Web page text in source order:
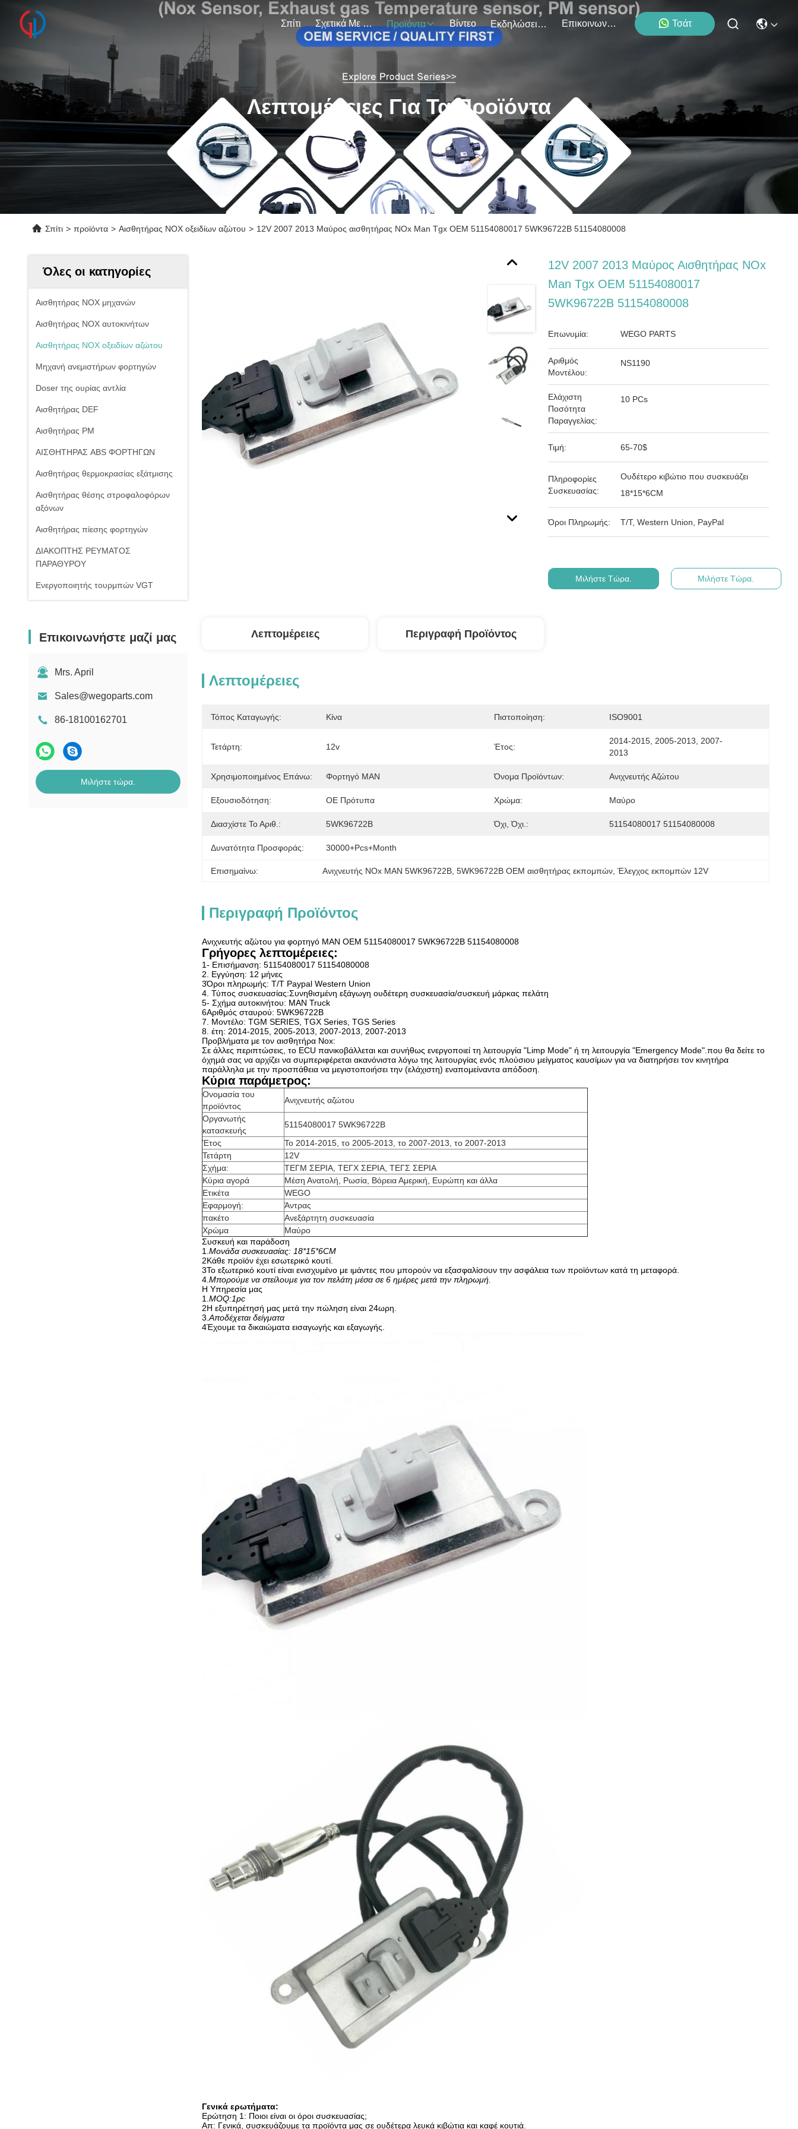
Σπίτι Σχετικά Με Εμάς Προϊόντα Βίντεο Εκδηλώσεις Επικοινωνήστε Μαζί Μας Τσάτ
Λεπτομέρειες Για Τα Προϊόντα
Σπίτι > προϊόντα > Αισθητήρας NOX οξειδίων αζώτου > 12V 2007 2013 Μαύρος αισθητήρας NOx Man Tgx OEM 51154080017 5WK96722B 51154080008
Όλες οι κατηγορίες
Αισθητήρας NOX μηχανών
Αισθητήρας NOX αυτοκινήτων
Αισθητήρας NOX οξειδίων αζώτου
Μηχανή ανεμιστήρων φορτηγών
Doser της ουρίας αντλία
Αισθητήρας DEF
Αισθητήρας PM
ΑΙΣΘΗΤΗΡΑΣ ABS ΦΟΡΤΗΓΩΝ
Αισθητήρας θερμοκρασίας εξάτμισης
Αισθητήρας θέσης στροφαλοφόρων
αξόνων
Αισθητήρας πίεσης φορτηγών
ΔΙΑΚΟΠΤΗΣ ΡΕΥΜΑΤΟΣ
ΠΑΡΑΘΥΡΟΥ
Ενεργοποιητής τουρμπών VGT
Επικοινωνήστε μαζί μας
Mrs. April
Sales@wegoparts.com
86-18100162701
Μιλήστε τώρα.
12V 2007 2013 Μαύρος Αισθητήρας NOx
Man Tgx OEM 51154080017
5WK96722B 51154080008
Επωνυμία: WEGO PARTS
Αριθμός
Μοντέλου:
NS1190
Ελάχιστη
Ποσότητα
Παραγγελίας:
10 PCs
Τιμή: 65-70$
Πληροφορίες
Συσκευασίας:
Ουδέτερο κιβώτιο που συσκευάζει
18*15*6CM
Όροι Πληρωμής: T/T, Western Union, PayPal
Μιλήστε Τώρα. Μιλήστε Τώρα.
Λεπτομέρειες Περιγραφή Προϊόντος
Λεπτομέρειες
Τόπος Καταγωγής: Κίνα Πιστοποίηση: ISO9001
Τετάρτη: 12v Έτος:
2014-2015, 2005-2013, 2007-
2013
Χρησιμοποιημένος Επάνω: Φορτηγό MAN Όνομα Προϊόντων: Ανιχνευτής Αζώτου
Εξουσιοδότηση: OE Πρότυπα Χρώμα: Μαύρο
Διασχίστε Το Αριθ.: 5WK96722B Όχι, Όχι.: 51154080017 51154080008
Δυνατότητα Προσφοράς: 30000+Pcs+Month
Επισημαίνω: Ανιχνευτής NOx MAN 5WK96722B , 5WK96722B OEM αισθητήρας εκπομπών , Έλεγχος εκπομπών 12V
Περιγραφή Προϊόντος
Ανιχνευτής αζώτου για φορτηγό MAN OEM 51154080017 5WK96722B 51154080008
Γρήγορες λεπτομέρειες:
1- Επισήμανση: 51154080017 51154080008
2. Εγγύηση: 12 μήνες
3Όροι πληρωμής: T/T Paypal Western Union
4. Τύπος συσκευασίας:Συνηθισμένη εξάγωγη ουδέτερη συσκευασία/συσκευή μάρκας πελάτη
5- Σχήμα αυτοκινήτου: MAN Truck
6Αριθμός σταυρού: 5WK96722B
7. Μοντέλο: TGM SERIES, TGX Series, TGS Series
8. έτη: 2014-2015, 2005-2013, 2007-2013, 2007-2013
Προβλήματα με τον αισθητήρα Nox:
Σε άλλες περιπτώσεις, το ECU πανικοβάλλεται και συνήθως ενεργοποιεί τη λειτουργία "Limp Mode" ή τη λειτουργία "Emergency Mode".που θα δείτε το
όχημά σας να αρχίζει να συμπεριφέρεται ακανόνιστα λόγω της λειτουργίας ενός πλούσιου μείγματος καυσίμων για να διατηρήσει τον κινητήρα
παράλληλα με την προσπάθεια να μεγιστοποιήσει την (ελάχιστη) εναπομείναντα απόδοση.
Κύρια παράμετρος:
Ονομασία του
προϊόντος
Ανιχνευτής αζώτου
Οργανωτής
κατασκευής
51154080017 5WK96722B
Έτος
Το 2014-2015, το 2005-2013, το 2007-2013, το 2007-2013
Τετάρτη
12V
Σχήμα:
ΤΕΓΜ ΣΕΡΙΑ, ΤΕΓΧ ΣΕΡΙΑ, ΤΕΓΣ ΣΕΡΙΑ
Κύρια αγορά
Μέση Ανατολή, Ρωσία, Βόρεια Αμερική, Ευρώπη και άλλα
Ετικέτα
WEGO
Εφαρμογή:
Άντρας
πακέτο
Ανεξάρτητη συσκευασία
Χρώμα
Μαύρο
Συσκευή και παράδοση
1. Μονάδα συσκευασίας: 18*15*6CM
2Κάθε προϊόν έχει εσωτερικό κουτί.
3Το εξωτερικό κουτί είναι ενισχυμένο με ιμάντες που μπορούν να εξασφαλίσουν την ασφάλεια των προϊόντων κατά τη μεταφορά.
4. Μπορούμε να στείλουμε για τον πελάτη μέσα σε 6 ημέρες μετά την πληρωμή.
Η Υπηρεσία μας
1. MOQ:1pc
2Η εξυπηρέτησή μας μετά την πώληση είναι 24ωρη.
3. Αποδέχεται δείγματα
4Έχουμε τα δικαιώματα εισαγωγής και εξαγωγής.
Γενικά ερωτήματα:
Ερώτηση 1: Ποιοι είναι οι όροι συσκευασίας;
Απ: Γενικά, συσκευάζουμε τα προϊόντα μας σε ουδέτερα λευκά κιβώτια και καφέ κουτιά.